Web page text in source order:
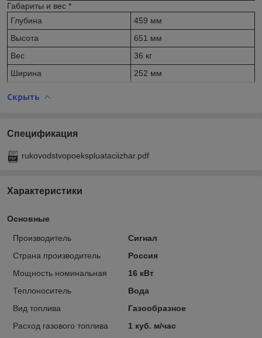
Габариты и вес *
Глубина
459 мм
Высота
651 мм
Вес
36 кг
Ширина
252 мм
Скрыть
Спецификация
rukovodstvopoekspluataciizhar.pdf
Характеристики
Основные
Производитель
Сигнал
Страна производитель
Россия
Мощность номинальная
16 кВт
Теплоноситель
Вода
Вид топлива
Газообразное
Расход газового топлива
1 куб. м/час